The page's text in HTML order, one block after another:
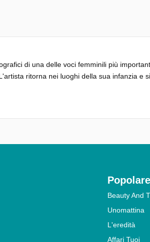
di una delle voci femminili più
ritorna nei luoghi della sua infanzia e
Popolare
Beauty And
Unomattina
L'eredità
Affari Tuoi